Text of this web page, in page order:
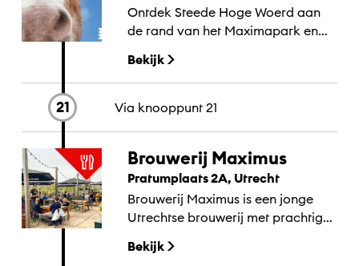
Ontdek Steede Hoge Woerd aan
de rand van het Maximapark en
locatie van stichting Utrecht
Natuurlijk ligt bovenop de oude...
Bekijk
21 Via knooppunt 21
Brouwerij Maximus
Pratumplaats 2A, Utrecht
Brouwerij Maximus is een jonge
Utrechtse brouwerij met prachtige
Bekijk